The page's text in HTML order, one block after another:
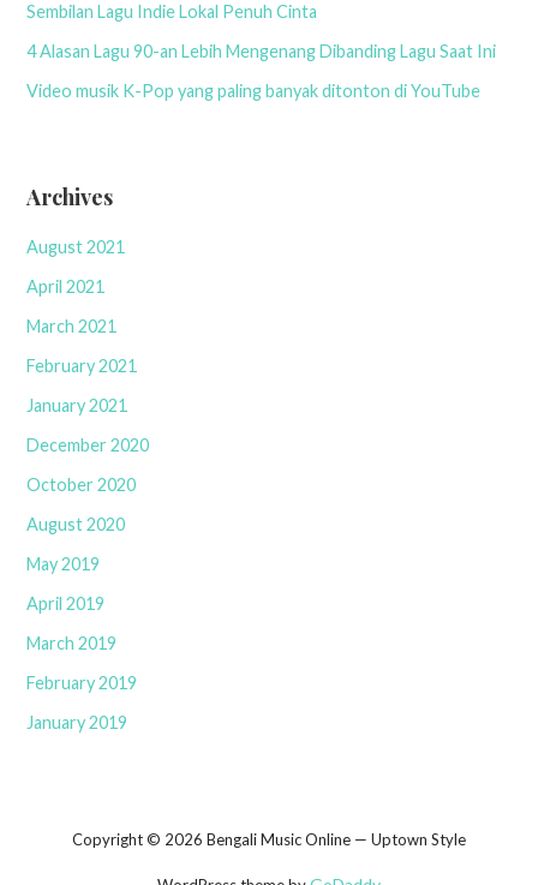
Sembilan Lagu Indie Lokal Penuh Cinta
4 Alasan Lagu 90-an Lebih Mengenang Dibanding Lagu Saat Ini
Video musik K-Pop yang paling banyak ditonton di YouTube
Archives
August 2021
April 2021
March 2021
February 2021
January 2021
December 2020
October 2020
August 2020
May 2019
April 2019
March 2019
February 2019
January 2019
Copyright © 2026 Bengali Music Online — Uptown Style